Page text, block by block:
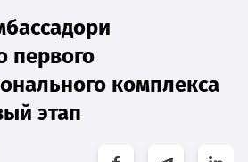
первого
комплекса
этап